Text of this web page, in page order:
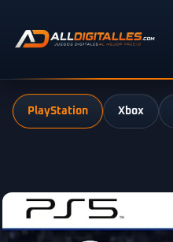
PlayStation Xbox